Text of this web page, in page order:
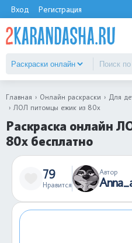
Вход Регистрация
Главная Онлайн раскраски Для
ЛОЛ питомцы ежик из 80х
Раскраска онлайн
80х бесплатно
79
Нравится
Автор